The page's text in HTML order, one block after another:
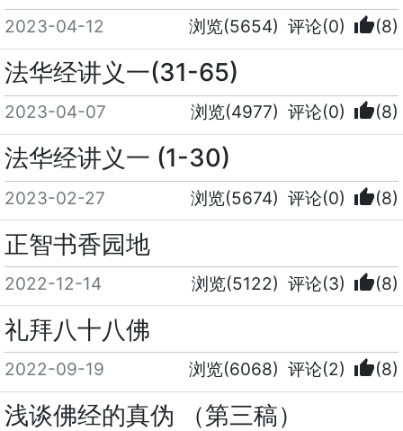
2023-04-12 浏览(5654) 评论(0) thumb_up(8)
法华经讲义一(31-65)
2023-04-07 浏览(4977) 评论(0) thumb_up(8)
法华经讲义一 (1-30)
2023-02-27 浏览(5674) 评论(0) thumb_up(8)
正智书香园地
2022-12-14 浏览(5122) 评论(3) thumb_up(8)
礼拜八十八佛
2022-09-19 浏览(6068) 评论(2) thumb_up(8)
浅谈佛经的真伪 （第三稿）